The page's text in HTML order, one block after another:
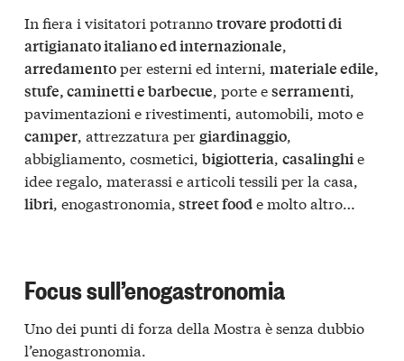
In fiera i visitatori potrannotrovare prodotti di
artigianato italiano ed internazionale,
arredamentoper esterni ed interni, materiale edile,
stufe, caminetti e barbecue, porte eserramenti,
pavimentazioni e rivestimenti, automobili, moto e
camper, attrezzatura pergiardinaggio,
abbigliamento, cosmetici, bigiotteria, casalinghie
idee regalo, materassi e articoli tessili per la casa,
libri, enogastronomia,street foode molto altro…
Focus sull’enogastronomia
Uno dei punti di forza della Mostra è senza dubbio
l’enogastronomia.